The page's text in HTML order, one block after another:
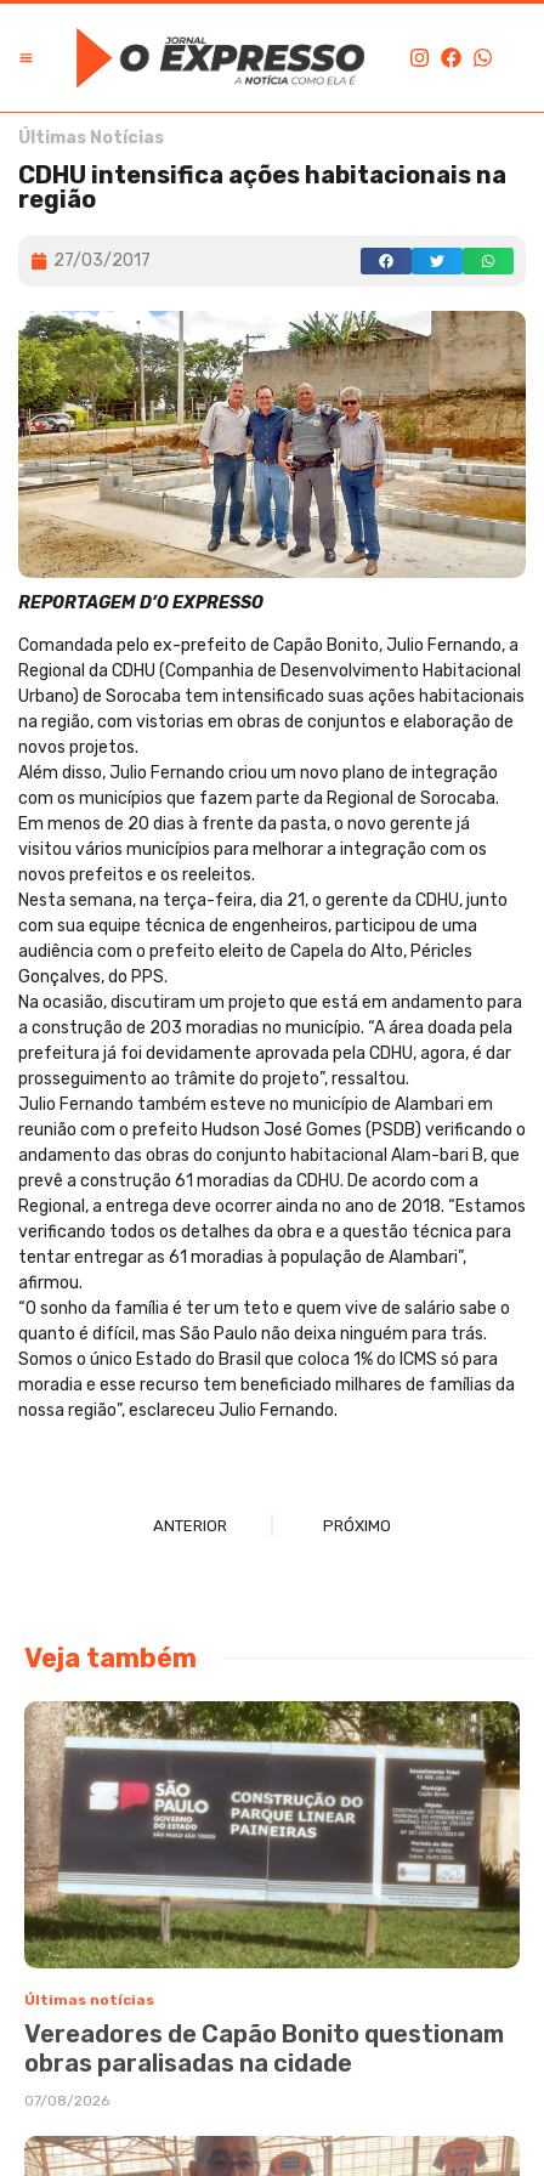
Últimas Notícias
CDHU intensifica ações habitacionais na
região
27/03/2017
REPORTAGEM D’O EXPRESSO
Comandada pelo ex-prefeito de Capão Bonito, Julio Fernando, a
Regional da CDHU (Companhia de Desenvolvimento Habitacional
Urbano) de Sorocaba tem intensificado suas ações habitacionais
na região, com vistorias em obras de conjuntos e elaboração de
novos projetos.
Além disso, Julio Fernando criou um novo plano de integração
com os municípios que fazem parte da Regional de Sorocaba.
Em menos de 20 dias à frente da pasta, o novo gerente já
visitou vários municípios para melhorar a integração com os
novos prefeitos e os reeleitos.
Nesta semana, na terça-feira, dia 21, o gerente da CDHU, junto
com sua equipe técnica de engenheiros, participou de uma
audiência com o prefeito eleito de Capela do Alto, Péricles
Gonçalves, do PPS.
Na ocasião, discutiram um projeto que está em andamento para
a construção de 203 moradias no município. “A área doada pela
prefeitura já foi devidamente aprovada pela CDHU, agora, é dar
prosseguimento ao trâmite do projeto”, ressaltou.
Julio Fernando também esteve no município de Alambari em
reunião com o prefeito Hudson José Gomes (PSDB) verificando o
andamento das obras do conjunto habitacional Alam-bari B, que
prevê a construção 61 moradias da CDHU. De acordo com a
Regional, a entrega deve ocorrer ainda no ano de 2018. “Estamos
verificando todos os detalhes da obra e a questão técnica para
tentar entregar as 61 moradias à população de Alambari”,
afirmou.
“O sonho da família é ter um teto e quem vive de salário sabe o
quanto é difícil, mas São Paulo não deixa ninguém para trás.
Somos o único Estado do Brasil que coloca 1% do ICMS só para
moradia e esse recurso tem beneficiado milhares de famílias da
nossa região”, esclareceu Julio Fernando.
ANTERIOR PRÓXIMO
Veja também
Últimas notícias
Vereadores de Capão Bonito questionam
obras paralisadas na cidade
07/08/2026